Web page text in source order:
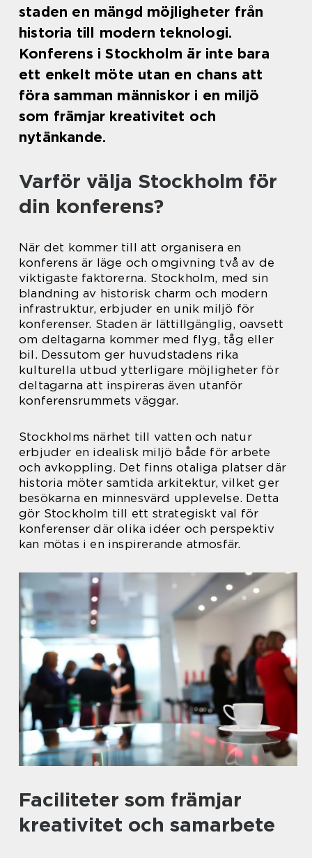
staden en mängd möjligheter från
historia till modern teknologi.
Konferens i Stockholm är inte bara
ett enkelt möte utan en chans att
föra samman människor i en miljö
som främjar kreativitet och
nytänkande.
Varför välja Stockholm för
din konferens?
När det kommer till att organisera en
konferens är läge och omgivning två av de
viktigaste faktorerna. Stockholm, med sin
blandning av historisk charm och modern
infrastruktur, erbjuder en unik miljö för
konferenser. Staden är lättillgänglig, oavsett
om deltagarna kommer med flyg, tåg eller
bil. Dessutom ger huvudstadens rika
kulturella utbud ytterligare möjligheter för
deltagarna att inspireras även utanför
konferensrummets väggar.
Stockholms närhet till vatten och natur
erbjuder en idealisk miljö både för arbete
och avkoppling. Det finns otaliga platser där
historia möter samtida arkitektur, vilket ger
besökarna en minnesvärd upplevelse. Detta
gör Stockholm till ett strategiskt val för
konferenser där olika idéer och perspektiv
kan mötas i en inspirerande atmosfär.
Faciliteter som främjar
kreativitet och samarbete